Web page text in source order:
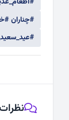
#چناران
نظرات